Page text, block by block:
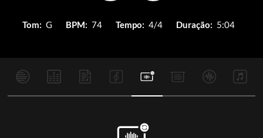
Tom: G BPM: 74 Tempo: 4/4 Duração: 5:04